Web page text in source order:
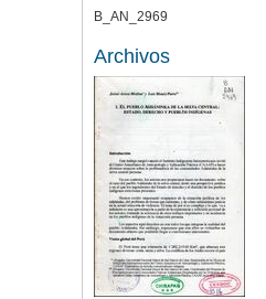
B_AN_2969
Archivos